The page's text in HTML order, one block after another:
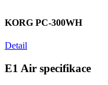
KORG PC-300WH
Detail
E1 Air specifikace